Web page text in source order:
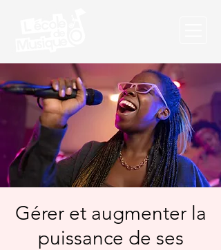
Gérer et augmenter la
puissance de ses